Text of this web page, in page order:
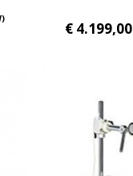
€ 4.199,00